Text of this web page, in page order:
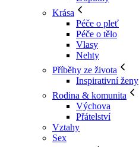
Krása
Péče o pleť
Péče o tělo
Vlasy
Nehty
Příběhy ze života
Inspirativní ženy
Rodina & komunita
Výchova
Přátelství
Vztahy
Sex